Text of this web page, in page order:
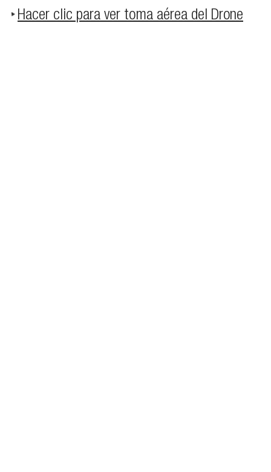
Hacer clic para ver toma aérea del Drone